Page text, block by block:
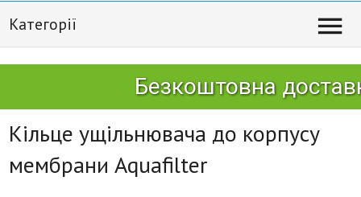
Категорії 
Безкоштовна
Кільце ущільнювача до корпусу
мембрани Aquafilter